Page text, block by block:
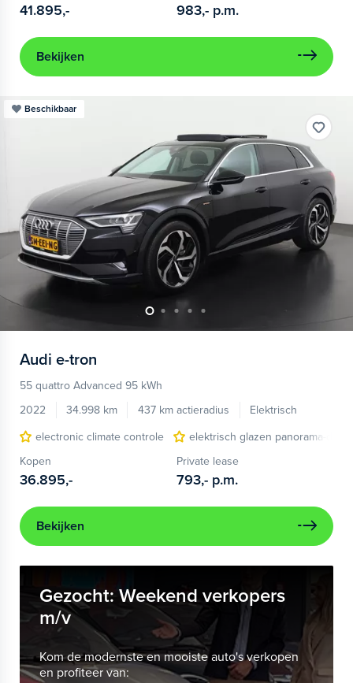
41.895,- 983,- p.m.
Bekijken
Beschikbaar
Audi e-tron
55 quattro Advanced 95 kWh
2022
34.998 km 437 km actieradius
Elektrisch
electronic climate controle
elektrisch glazen panorama-dak
Kopen
36.895,-
Private lease
793,- p.m.
Bekijken
Gezocht: Weekend verkopers
m/v
Kom de modernste en mooiste auto's verkopen
en profiteer van: